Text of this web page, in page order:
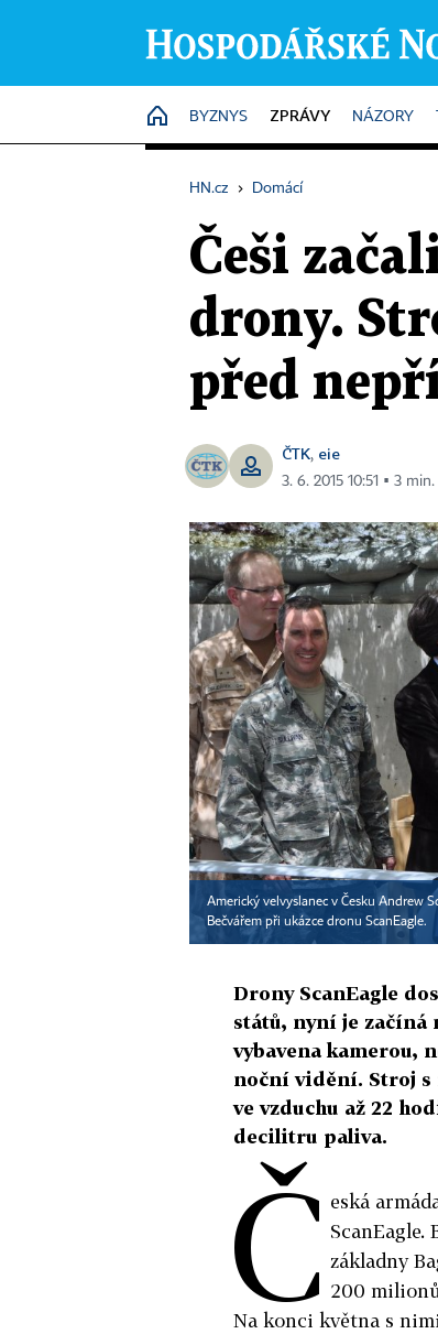
HOME
BYZNYS ZPRÁVY NÁZORY
HN.cz › Domácí
Češi
drony.
před
ČTK, eie
3. 6. 2015 10:51 ▪ 3
Americký velvyslanec v Česku Andrew
Bečvářem při ukázce dronu ScanEagle.
Drony ScanEagle
států, nyní je začíná
vybavena kamerou,
noční vidění. Stroj
ve vzduchu až 22
decilitru paliva.
Č eská
základny
200
Na konci května s